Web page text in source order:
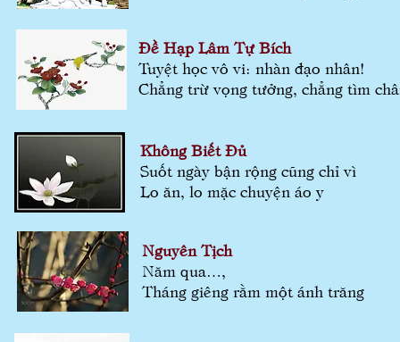
Đề Hạp Lâm Tự Bích
Tuyệt học vô vi: nhàn đạo nhân!
Chẳng trừ vọng tưởng, chẳng tìm
Không Biết Đủ
Suốt ngày bận rộng cũng chỉ vì
Lo ăn, lo mặc chuyện áo y
Nguyên Tịch
Năm qua…,
Tháng giêng rằm một ánh trăng